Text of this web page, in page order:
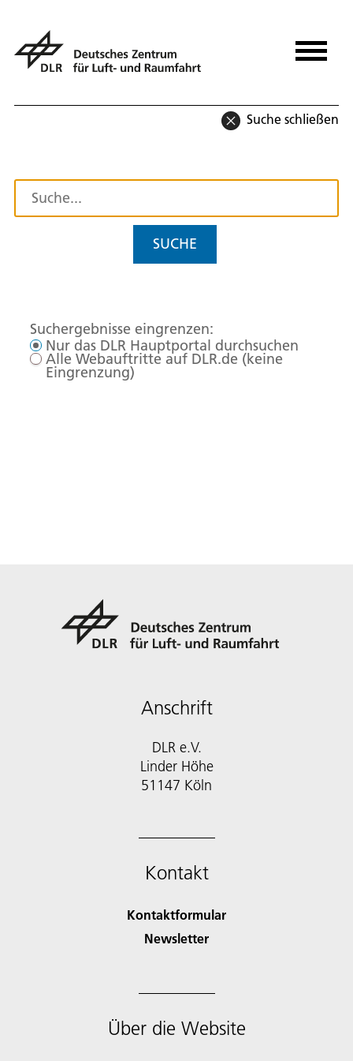
Suche schließen
SUCHE
Suchergebnisse eingrenzen:
Nur das DLR Hauptportal durchsuchen
Alle Webauftritte auf DLR.de (keine
Eingrenzung)
Anschrift
DLR e.V.
Linder Höhe
51147 Köln
Kontakt
Kontaktformular
Newsletter
Über die Website